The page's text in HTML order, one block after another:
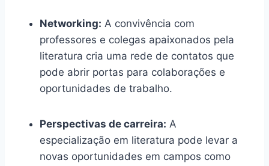
Networking: A convivência com
professores e colegas apaixonados pela
literatura cria uma rede de contatos que
pode abrir portas para colaborações e
oportunidades de trabalho.
Perspectivas de carreira: A
especialização em literatura pode levar a
novas oportunidades em campos como